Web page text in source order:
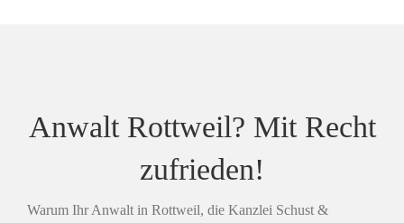
Anwalt Rottweil? Mit Recht
zufrieden!
Warum Ihr Anwalt in Rottweil, die Kanzlei Schust &